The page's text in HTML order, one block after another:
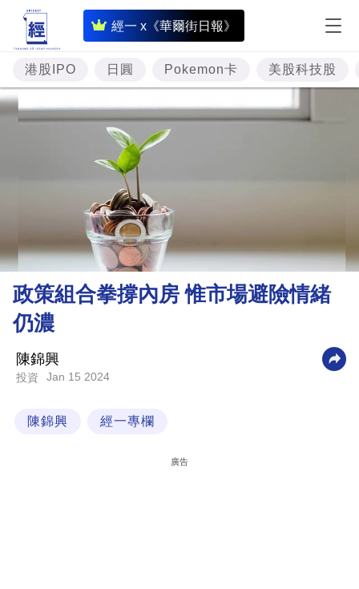
經一 x《華爾街日報》
即
時
財
經
專
題
投
樓
市
理
財
科
港股IPO 日圓 Pokemon卡 美股科技股
政策組合拳撐內房 惟市場避險情緒
仍濃
陳錦興
投資 Jan 15 2024
陳錦興 經一專欄
廣告